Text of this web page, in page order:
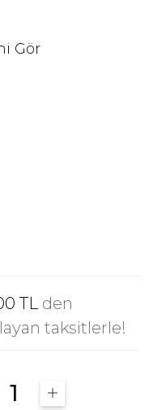
Gör
TL den
taksitlerle!